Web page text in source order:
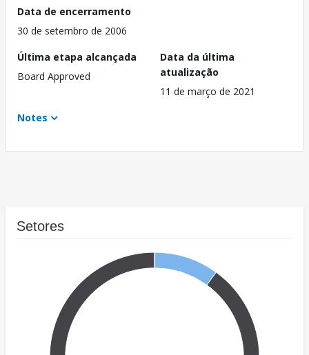
Data de encerramento
30 de setembro de 2006
Última etapa alcançada
Board Approved
Data da última
atualização
11 de março de 2021
Notes
Setores